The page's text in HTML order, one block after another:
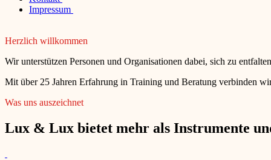
Impressum
Herzlich willkommen
Wir unterstützen Personen und Organisationen dabei, sich zu
Mit über 25 Jahren Erfahrung in Training und Beratung verbinden
Was uns auszeichnet
Lux & Lux bietet mehr als Instrumente